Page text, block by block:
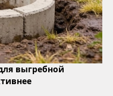
выгребной